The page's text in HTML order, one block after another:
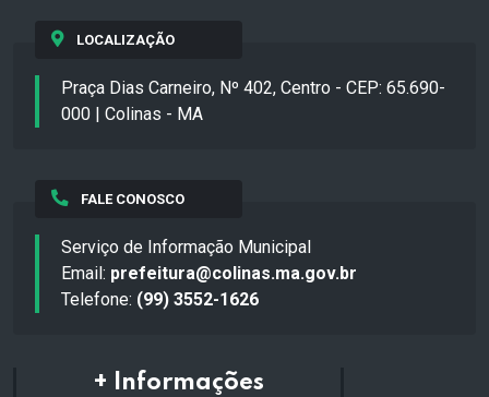
LOCALIZAÇÃO
Praça Dias Carneiro, Nº 402, Centro - CEP: 65.690-
000 | Colinas - MA
FALE CONOSCO
Serviço de Informação Municipal
Email: prefeitura@colinas.ma.gov.br
Telefone: (99) 3552-1626
+ Informações